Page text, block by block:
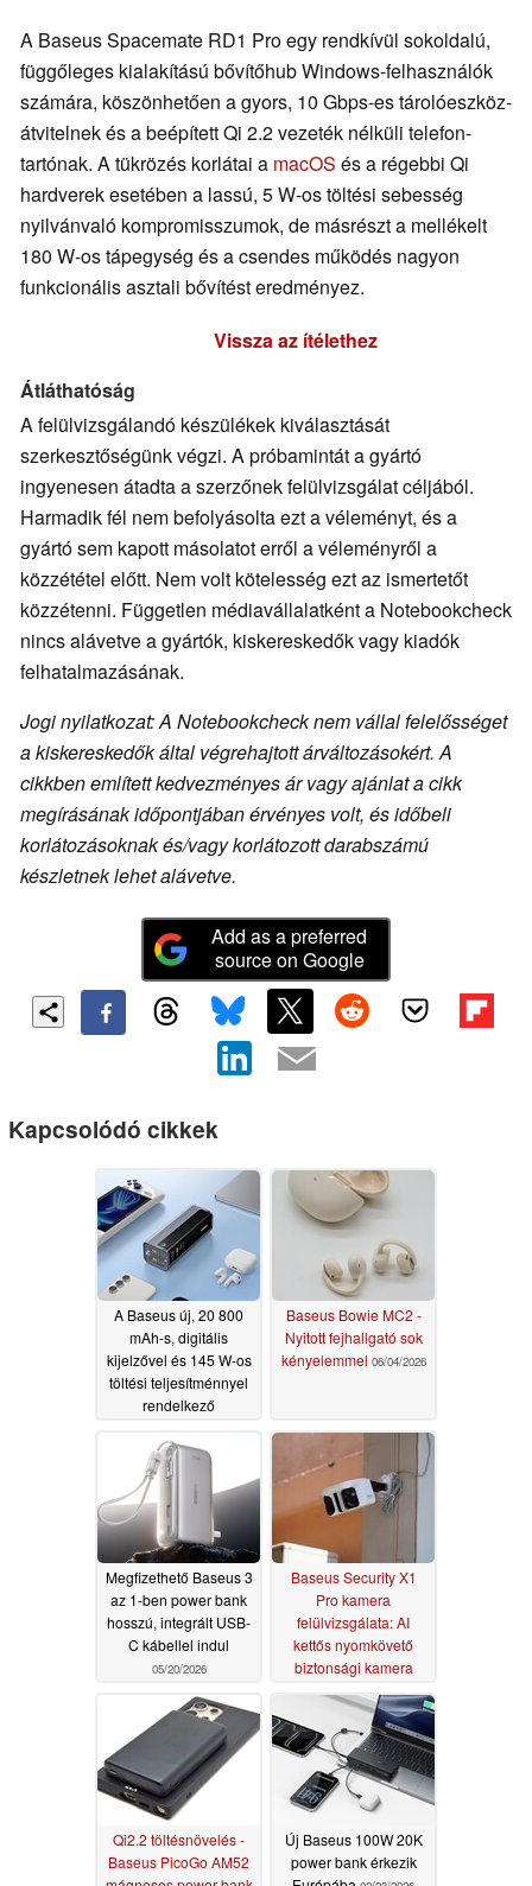
A Baseus Spacemate RD1 Pro egy rendkívül sokoldalú,
függőleges kialakítású bővítőhub Windows-felhasználók
számára, köszönhetően a gyors, 10 Gbps-es tárolóeszköz-
átvitelnek és a beépített Qi 2.2 vezeték nélküli telefon-
tartónak. A tükrözés korlátai a macOS és a régebbi Qi
hardverek esetében a lassú, 5 W-os töltési sebesség
nyilvánvaló kompromisszumok, de másrészt a mellékelt
180 W-os tápegység és a csendes működés nagyon
funkcionális asztali bővítést eredményez.
Vissza az ítélethez
Átláthatóság
A felülvizsgálandó készülékek kiválasztását
szerkesztőségünk végzi. A próbamintát a gyártó
ingyenesen átadta a szerzőnek felülvizsgálat céljából.
Harmadik fél nem befolyásolta ezt a véleményt, és a
gyártó sem kapott másolatot erről a véleményről a
közzététel előtt. Nem volt kötelesség ezt az ismertetőt
közzétenni. Független médiavállalatként a Notebookcheck
nincs alávetve a gyártók, kiskereskedők vagy kiadók
felhatalmazásának.
Jogi nyilatkozat: A Notebookcheck nem vállal felelősséget
a kiskereskedők által végrehajtott árváltozásokért. A
cikkben említett kedvezményes ár vagy ajánlat a cikk
megírásának időpontjában érvényes volt, és időbeli
korlátozásoknak és/vagy korlátozott darabszámú
készletnek lehet alávetve.
Add as a preferred
source on Google
Kapcsolódó cikkek
A Baseus új, 20 800
mAh-s, digitális
kijelzővel és 145 W-os
töltési teljesítménnyel
rendelkező
piacra06/12/2026
Baseus Bowie MC2 -
Nyitott fejhallgató sok
kényelemmel 06/04/2026
Megfizethető Baseus 3
az 1-ben power bank
hosszú, integrált USB-
C kábellel indul
05/20/2026
Baseus Security X1
Pro kamera
felülvizsgálata: AI
kettős nyomkövető
biztonsági kamera
03/09/2026
Qi2.2 töltésnövelés -
Baseus PicoGo AM52
Új Baseus 100W 20K
power bank érkezik